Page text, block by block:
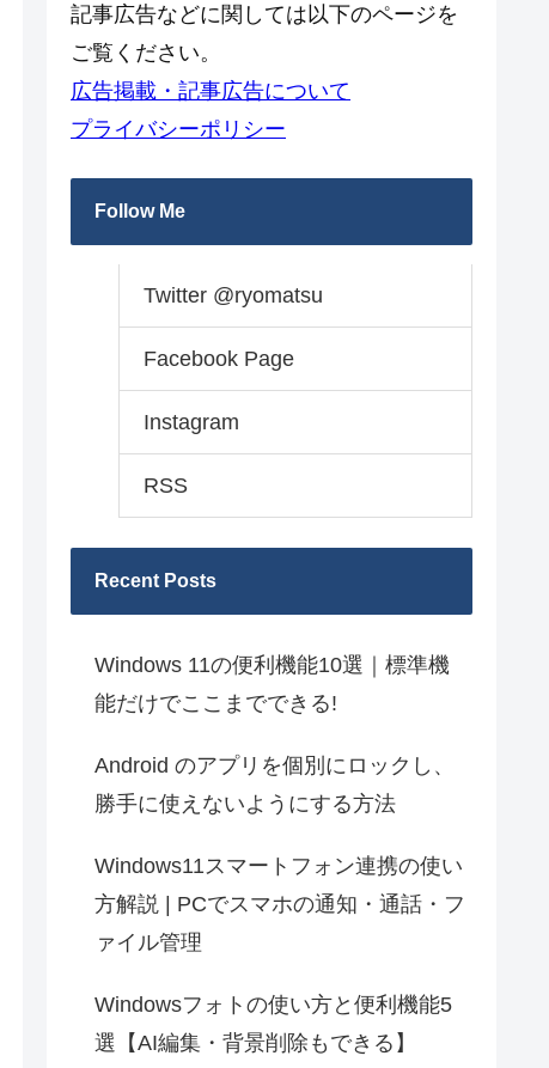
記事広告などに関しては以下のページを
ご覧ください。
広告掲載・記事広告について
プライバシーポリシー
Follow Me
Twitter @ryomatsu
Facebook Page
Instagram
RSS
Recent Posts
Windows 11の便利機能10選｜標準機
能だけでここまでできる!
Android のアプリを個別にロックし、
勝手に使えないようにする方法
Windows11スマートフォン連携の使い
方解説 | PCでスマホの通知・通話・フ
ァイル管理
Windowsフォトの使い方と便利機能5
選【AI編集・背景削除もできる】